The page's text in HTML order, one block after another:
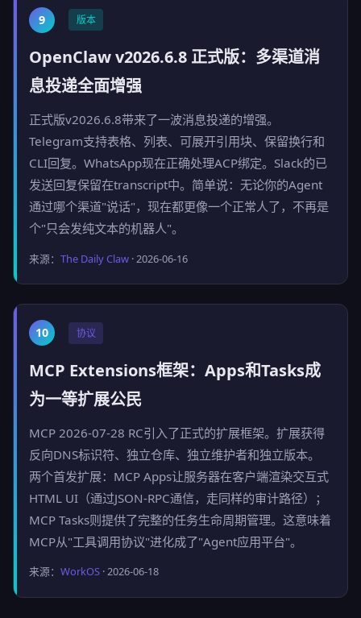
9 版本
OpenClaw v2026.6.8 正式版：多渠道消
息投递全面增强
正式版v2026.6.8带来了一波消息投递的增强。
Telegram支持表格、列表、可展开引用块、保留换行和
CLI回复。WhatsApp现在正确处理ACP绑定。Slack的已
发送回复保留在transcript中。简单说：无论你的Agent
通过哪个渠道"说话"，现在都更像一个正常人了，不再是
个"只会发纯文本的机器人"。
来源：The Daily Claw · 2026-06-16
10 协议
MCP Extensions框架：Apps和Tasks成
为一等扩展公民
MCP 2026-07-28 RC引入了正式的扩展框架。扩展获得
反向DNS标识符、独立仓库、独立维护者和独立版本。
两个首发扩展：MCP Apps让服务器在客户端渲染交互式
HTML UI（通过JSON-RPC通信，走同样的审计路径）；
MCP Tasks则提供了完整的任务生命周期管理。这意味着
MCP从"工具调用协议"进化成了"Agent应用平台"。
来源：WorkOS · 2026-06-18